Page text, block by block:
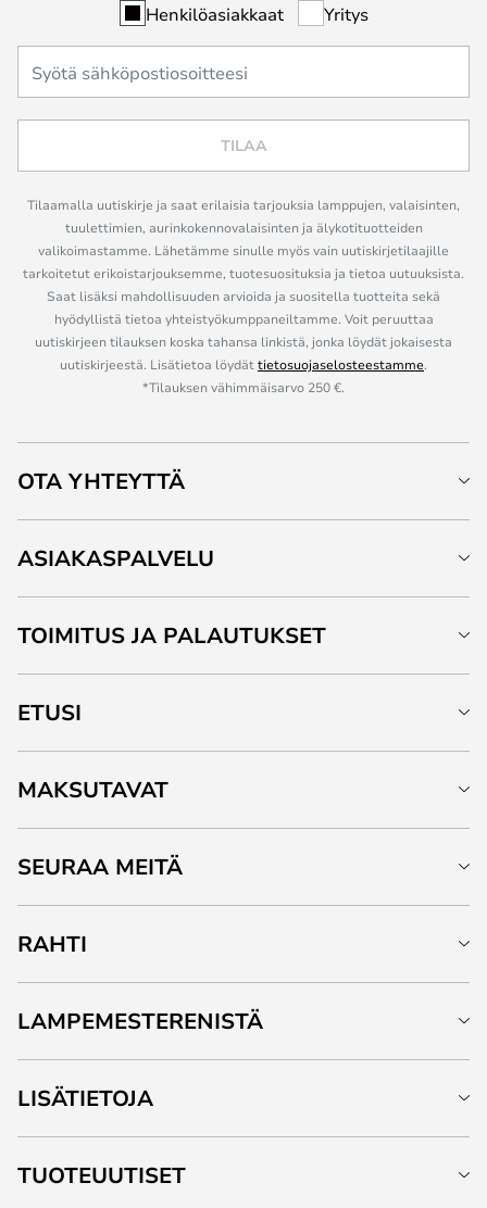
Henkilöasiakkaat Yritys
TILAA
Tilaamalla uutiskirje ja saat erilaisia tarjouksia lamppujen, valaisinten,
tuulettimien, aurinkokennovalaisinten ja älykotituotteiden
valikoimastamme. Lähetämme sinulle myös vain uutiskirjetilaajille
tarkoitetut erikoistarjouksemme, tuotesuosituksia ja tietoa uutuuksista.
Saat lisäksi mahdollisuuden arvioida ja suositella tuotteita sekä
hyödyllistä tietoa yhteistyökumppaneiltamme. Voit peruuttaa
uutiskirjeen tilauksen koska tahansa linkistä, jonka löydät jokaisesta
uutiskirjeestä. Lisätietoa löydättietosuojaselosteestamme.
*Tilauksen vähimmäisarvo 250 €.
OTA YHTEYTTÄ
ASIAKASPALVELU
TOIMITUS JA PALAUTUKSET
ETUSI
MAKSUTAVAT
SEURAA MEITÄ
RAHTI
LAMPEMESTERENISTÄ
LISÄTIETOJA
TUOTEUUTISET